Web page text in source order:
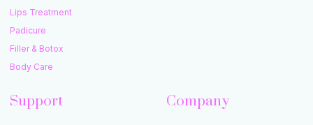
Lips Treatment
Padicure
Filler & Botox
Body Care
Support Company